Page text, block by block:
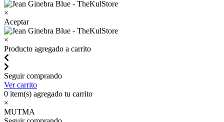
×
Aceptar
×
Producto agregado a carrito
Seguir comprando
Ver carrito
0 item(s) agregado tu carrito
×
MUTMA